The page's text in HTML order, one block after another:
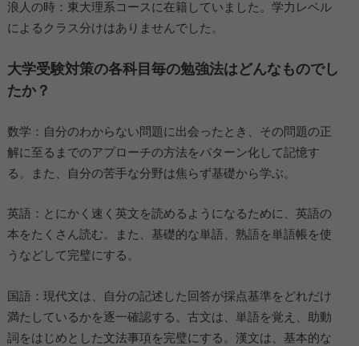
浪人の時：東大理系コースに在籍していました。学力レベル
によるクラス分けはありませんでした。
大学受験対策の各科目毎の勉強法はどんなものでし
たか？
数学：自分のわからない問題に出会ったとき、その問題の正
解に至るまでのアプローチの方法をパターン化して記憶す
る。また、自分の苦手な分野は焦らず基礎から学ぶ。
英語：とにかく速く英文を読めるようになるために、英語の
本をたくさん読む。また、基礎的な単語、熟語を単語帳を使
うなどして完璧にする。
国語：現代文は、自分の記述した回答が採点基準をどれだけ
満たしているかを逐一確認する。古文は、単語を覚え、助動
詞をはじめとした文法事項を完璧にする。漢文は、基本的な